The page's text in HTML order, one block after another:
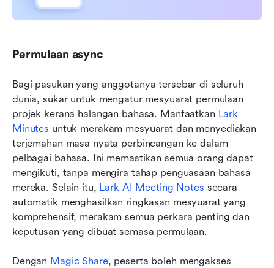
Permulaan async
Bagi pasukan yang anggotanya tersebar di seluruh
dunia, sukar untuk mengatur mesyuarat permulaan
projek kerana halangan bahasa. Manfaatkan Lark
Minutes untuk merakam mesyuarat dan menyediakan
terjemahan masa nyata perbincangan ke dalam
pelbagai bahasa. Ini memastikan semua orang dapat
mengikuti, tanpa mengira tahap penguasaan bahasa
mereka. Selain itu, Lark AI Meeting Notes secara
automatik menghasilkan ringkasan mesyuarat yang
komprehensif, merakam semua perkara penting dan
keputusan yang dibuat semasa permulaan.
Dengan Magic Share, peserta boleh mengakses